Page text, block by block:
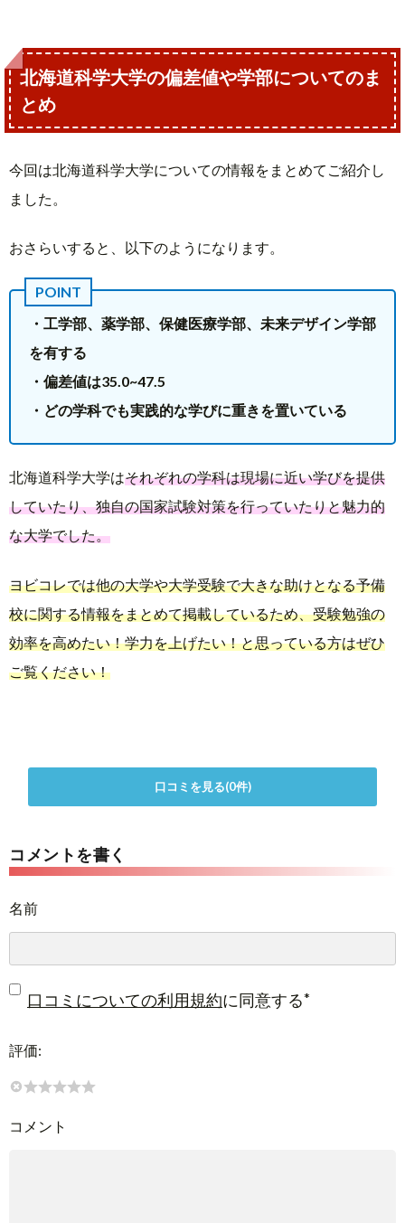
北海道科学大学の偏差値や学部についてのま
とめ
今回は北海道科学大学についての情報をまとめてご紹介し
ました。
おさらいすると、以下のようになります。
・工学部、薬学部、保健医療学部、未来デザイン学部
を有する
・偏差値は35.0~47.5
・どの学科でも実践的な学びに重きを置いている
北海道科学大学はそれぞれの学科は現場に近い学びを提供
していたり、独自の国家試験対策を行っていたりと魅力的
な大学でした。
ヨビコレでは他の大学や大学受験で大きな助けとなる予備
校に関する情報をまとめて掲載しているため、受験勉強の
効率を高めたい！学力を上げたい！と思っている方はぜひ
ご覧ください！
口コミを見る(0件)
コメントを書く
名前
口コミについての利用規約に同意する*
評価:
コメント